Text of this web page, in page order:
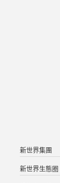
新世界集團
新世界生態圈